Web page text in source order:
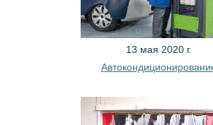
13 мая 2020 г.